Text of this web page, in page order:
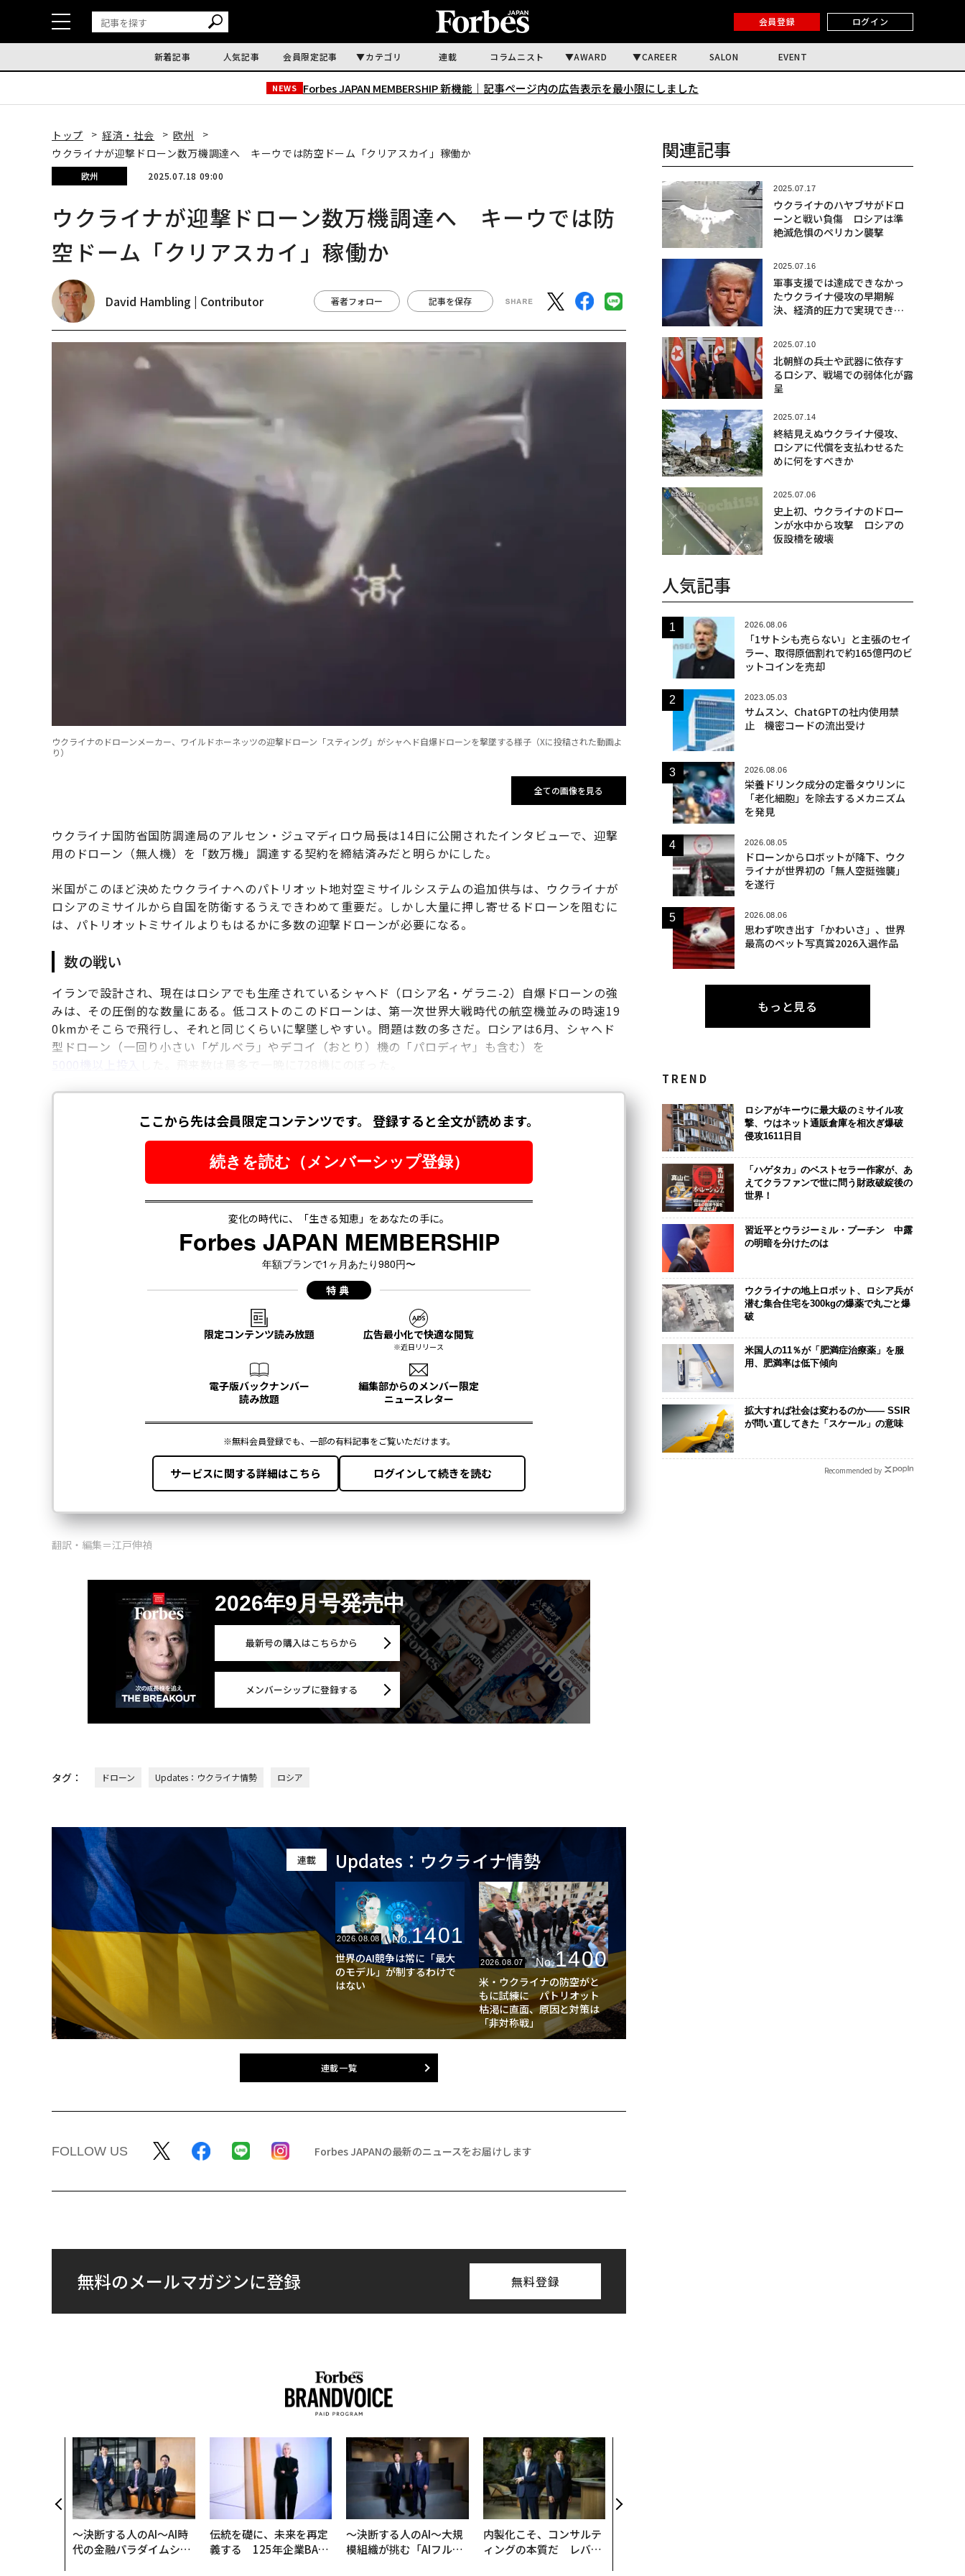
会員登録 ログイン
新着記事 人気記事 会員限定記事 カテゴリ 連載 コラムニスト AWARD CAREER SALON EVENT
NEWS Forbes JAPAN MEMBERSHIP 新機能｜ 記事ページ内の広告表示を最小限にしました
トップ 経済・社会
欧州
ウクライナが迎撃ドローン数万機調達へ キーウでは防空ドーム「クリアスカイ」稼働か
欧州 2025.07.18 09:00
ウクライナが迎撃ドローン数万機調達へ キーウでは防
空ドーム「クリアスカイ」稼働か
David Hambling | Contributor 著者フォロー 記事を保存
ウクライナのドローンメーカー、ワイルドホーネッツの迎撃ドローン「スティング」がシャヘド自爆ドローンを撃墜する様子（Xに投稿された動画よ
り）
全ての画像を見る
ウクライナ国防省国防調達局のアルセン・ジュマディロウ局長は14日に公開されたインタビューで、迎撃
用のドローン（無人機）を「数万機」調達する契約を締結済みだと明らかにした。
米国がこのほど決めたウクライナへのパトリオット地対空ミサイルシステムの追加供与は、ウクライナが
ロシアのミサイルから自国を防衛するうえできわめて重要だ。しかし大量に押し寄せるドローンを阻むに
は、パトリオットミサイルよりもはるかに多数の迎撃ドローンが必要になる。
数の戦い
イランで設計され、現在はロシアでも生産されているシャヘド（ロシア名・ゲラニ-2）自爆ドローンの強
みは、その圧倒的な数量にある。低コストのこのドローンは、第一次世界大戦時代の航空機並みの時速19
0kmかそこらで飛行し、それと同じくらいに撃墜しやすい。問題は数の多さだ。ロシアは6月、シャヘド
型ドローン（一回り小さい「ゲルベラ」やデコイ（おとり）機の「パロディヤ」も含む）を
翻訳・編集＝江戸伸禎
2026年9月号発売中
最新号の購入はこちらから
メンバーシップに登録する
タグ： ドローン Updates：ウクライナ情勢 ロシア
連載 Updates：ウクライナ情勢
2026.08.08 No.1401
世界のAI競争は常に「最大
のモデル」が制するわけで
はない
2026.08.07 No.1400
米・ウクライナの防空がと
もに試練に パトリオット
枯渇に直面、原因と対策は
「非対称戦」
連載一覧
FOLLOW US Forbes JAPANの最新のニュースをお届けします
無料のメールマガジンに登録 無料登録
〜決断する人のAI〜AI時
代の金融パラダイムシフ
伝統を礎に、未来を再定
義する 125年企業BAT
〜決断する人のAI〜大規
模組織が挑む「AIフル実
内製化こそ、コンサルテ
ィングの本質だ レバレ
関連記事
2025.07.17
ウクライナのハヤブサがドロ
ーンと戦い負傷 ロシアは準
絶滅危惧のペリカン襲撃
2025.07.16
軍事支援では達成できなかっ
たウクライナ侵攻の早期解
決、経済的圧力で実現できる
2025.07.10
北朝鮮の兵士や武器に依存す
るロシア、戦場での弱体化が露
呈
2025.07.14
終結見えぬウクライナ侵攻、
ロシアに代償を支払わせるた
めに何をすべきか
2025.07.06
史上初、ウクライナのドロー
ンが水中から攻撃 ロシアの
仮設橋を破壊
人気記事
2026.08.06
「1サトシも売らない」と主張のセイ
ラー、取得原価割れで約165億円のビ
ットコインを売却
2023.05.03
サムスン、ChatGPTの社内使用禁
止 機密コードの流出受け
2026.08.06
栄養ドリンク成分の定番タウリンに
「老化細胞」を除去するメカニズム
を発見
2026.08.05
ドローンからロボットが降下、ウク
ライナが世界初の「無人空挺強襲」
を遂行
2026.08.06
思わず吹き出す「かわいさ」、世界
最高のペット写真賞2026入選作品
もっと見る
TREND
ロシアがキーウに最大級のミサイル攻
撃、ウはネット通販倉庫を相次ぎ爆破
侵攻1611日目
「ハゲタカ」のベストセラー作家が、あ
えてクラファンで世に問う財政破綻後の
世界！
習近平とウラジーミル・プーチン 中露
の明暗を分けたのは
ウクライナの地上ロボット、ロシア兵が
潜む集合住宅を300kgの爆薬で丸ごと爆
破
米国人の11％が「肥満症治療薬」を服
用、肥満率は低下傾向
拡大すれば社会は変わるのか—— SSIR
が問い直してきた「スケール」の意味
Recommended by